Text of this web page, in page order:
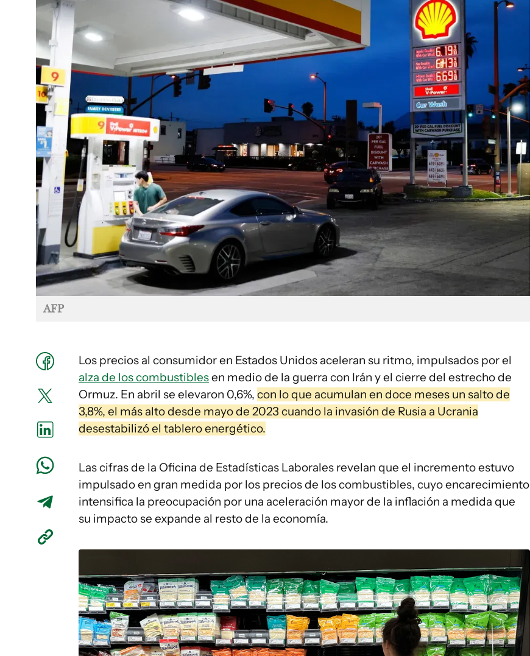
AFP
Los precios al consumidor en Estados Unidos aceleran su ritmo, impulsados por el
alza de los combustiblesen medio de la guerra con Irán y el cierre del estrecho de
Ormuz. En abril se elevaron 0,6%, con lo que acumulan en doce meses un salto de
3,8%, el más alto desde mayo de 2023 cuando la invasión de Rusia a Ucrania
desestabilizó el tablero energético.
Las cifras de la Oficina de Estadísticas Laborales revelan que el incremento estuvo
impulsado en gran medida por los precios de los combustibles, cuyo encarecimiento
intensifica la preocupación por una aceleración mayor de la inflación a medida que
su impacto se expande al resto de la economía.